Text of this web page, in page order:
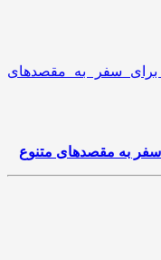
سفر به مقصدهای متنوع